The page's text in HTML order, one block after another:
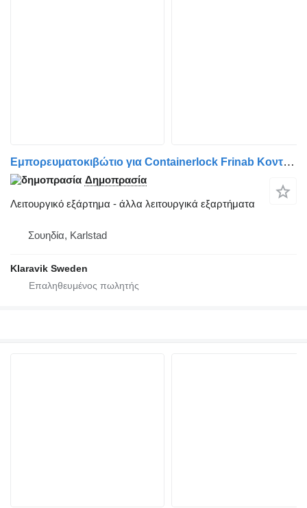
Εμπορευματοκιβώτιο για Containerlock Frinab Κοντέινερλοκ Φρινάμπ
Δημοπρασία
Λειτουργικό εξάρτημα - άλλα λειτουργικά εξαρτήματα
Σουηδία, Karlstad
Klaravik Sweden